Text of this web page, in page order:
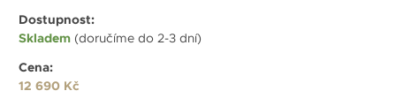
Dostupnost:
Skladem (doručíme do 2-3 dní)
Cena:
12 690 Kč